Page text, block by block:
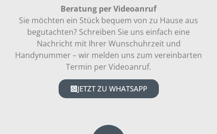
Beratung per Videoanruf
Sie möchten ein Stück bequem von zu Hause aus
begutachten? Schreiben Sie uns einfach eine
Nachricht mit Ihrer Wunschuhrzeit und
Handynummer – wir melden uns zum vereinbarten
Termin per Videoanruf.
JETZT ZU WHATSAPP